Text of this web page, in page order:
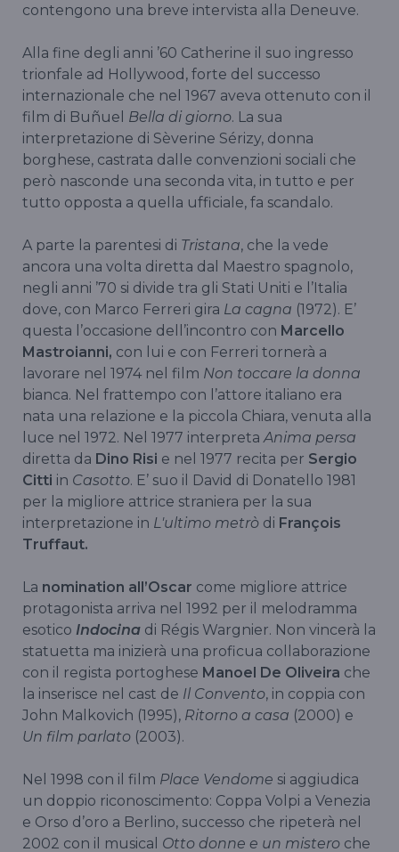
contengono una breve intervista alla Deneuve.
Alla fine degli anni ’60 Catherine il suo ingresso
trionfale ad Hollywood, forte del successo
internazionale che nel 1967 aveva ottenuto con il
film di Buñuel Bella di giorno. La sua
interpretazione di Sèverine Sérizy, donna
borghese, castrata dalle convenzioni sociali che
però nasconde una seconda vita, in tutto e per
tutto opposta a quella ufficiale, fa scandalo.
A parte la parentesi di Tristana, che la vede
ancora una volta diretta dal Maestro spagnolo,
negli anni ’70 si divide tra gli Stati Uniti e l’Italia
dove, con Marco Ferreri gira La cagna (1972). E’
questa l’occasione dell’incontro con Marcello
Mastroianni, con lui e con Ferreri tornerà a
lavorare nel 1974 nel film Non toccare la donna
bianca. Nel frattempo con l’attore italiano era
nata una relazione e la piccola Chiara, venuta alla
luce nel 1972. Nel 1977 interpretaAnima persa
diretta da Dino Risi e nel 1977 recita per Sergio
Citti in Casotto. E’ suo il David di Donatello 1981
per la migliore attrice straniera per la sua
interpretazione in L'ultimo metrò di François
Truffaut.
La nomination all’Oscar come migliore attrice
protagonista arriva nel 1992 per il melodramma
esotico Indocina di Régis Wargnier. Non vincerà la
statuetta ma inizierà una proficua collaborazione
con il regista portoghese Manoel De Oliveira che
la inserisce nel cast de Il Convento, in coppia con
John Malkovich (1995), Ritorno a casa (2000) e
Un film parlato (2003).
Nel 1998 con il film Place Vendome si aggiudica
un doppio riconoscimento: Coppa Volpi a Venezia
e Orso d’oro a Berlino, successo che ripeterà nel
2002 con il musical Otto donne e un mistero che